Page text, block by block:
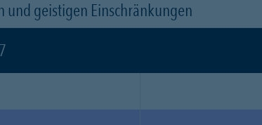
geistigen Einschränkungen